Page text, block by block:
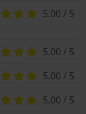
5.00 / 5
5.00 / 5
5.00 / 5
5.00 / 5